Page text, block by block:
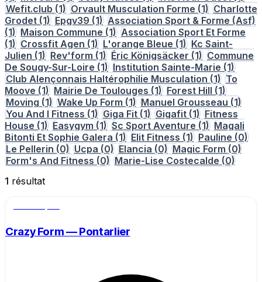
Wefit.club (1) Orvault Musculation Forme (1) Charlotte
Grodet (1) Epgv39 (1) Association Sport & Forme (Asf)
(1) Maison Commune (1) Association Sport Et Forme
(1) Crossfit Agen (1) L'orange Bleue (1) Kc Saint-
Julien (1) Rev'form (1) Éric Königsäcker (1) Commune
De Sougy-Sur-Loire (1) Institution Sainte-Marie (1)
Club Alençonnais Haltérophilie Musculation (1) To
Moove (1) Mairie De Toulouges (1) Forest Hill (1)
Moving (1) Wake Up Form (1) Manuel Grousseau (1)
You And I Fitness (1) Giga Fit (1) Gigafit (1) Fitness
House (1) Easygym (1) Sc Sport Aventure (1) Magali
Bitonti Et Sophie Galera (1) Elit Fitness (1) Pauline (0)
Le Pellerin (0) Ucpa (0) Elancia (0) Magic Form (0)
Form's And Fitness (0) Marie-Lise Costecalde (0)
1 résultat
Crazy Form — Pontarlier